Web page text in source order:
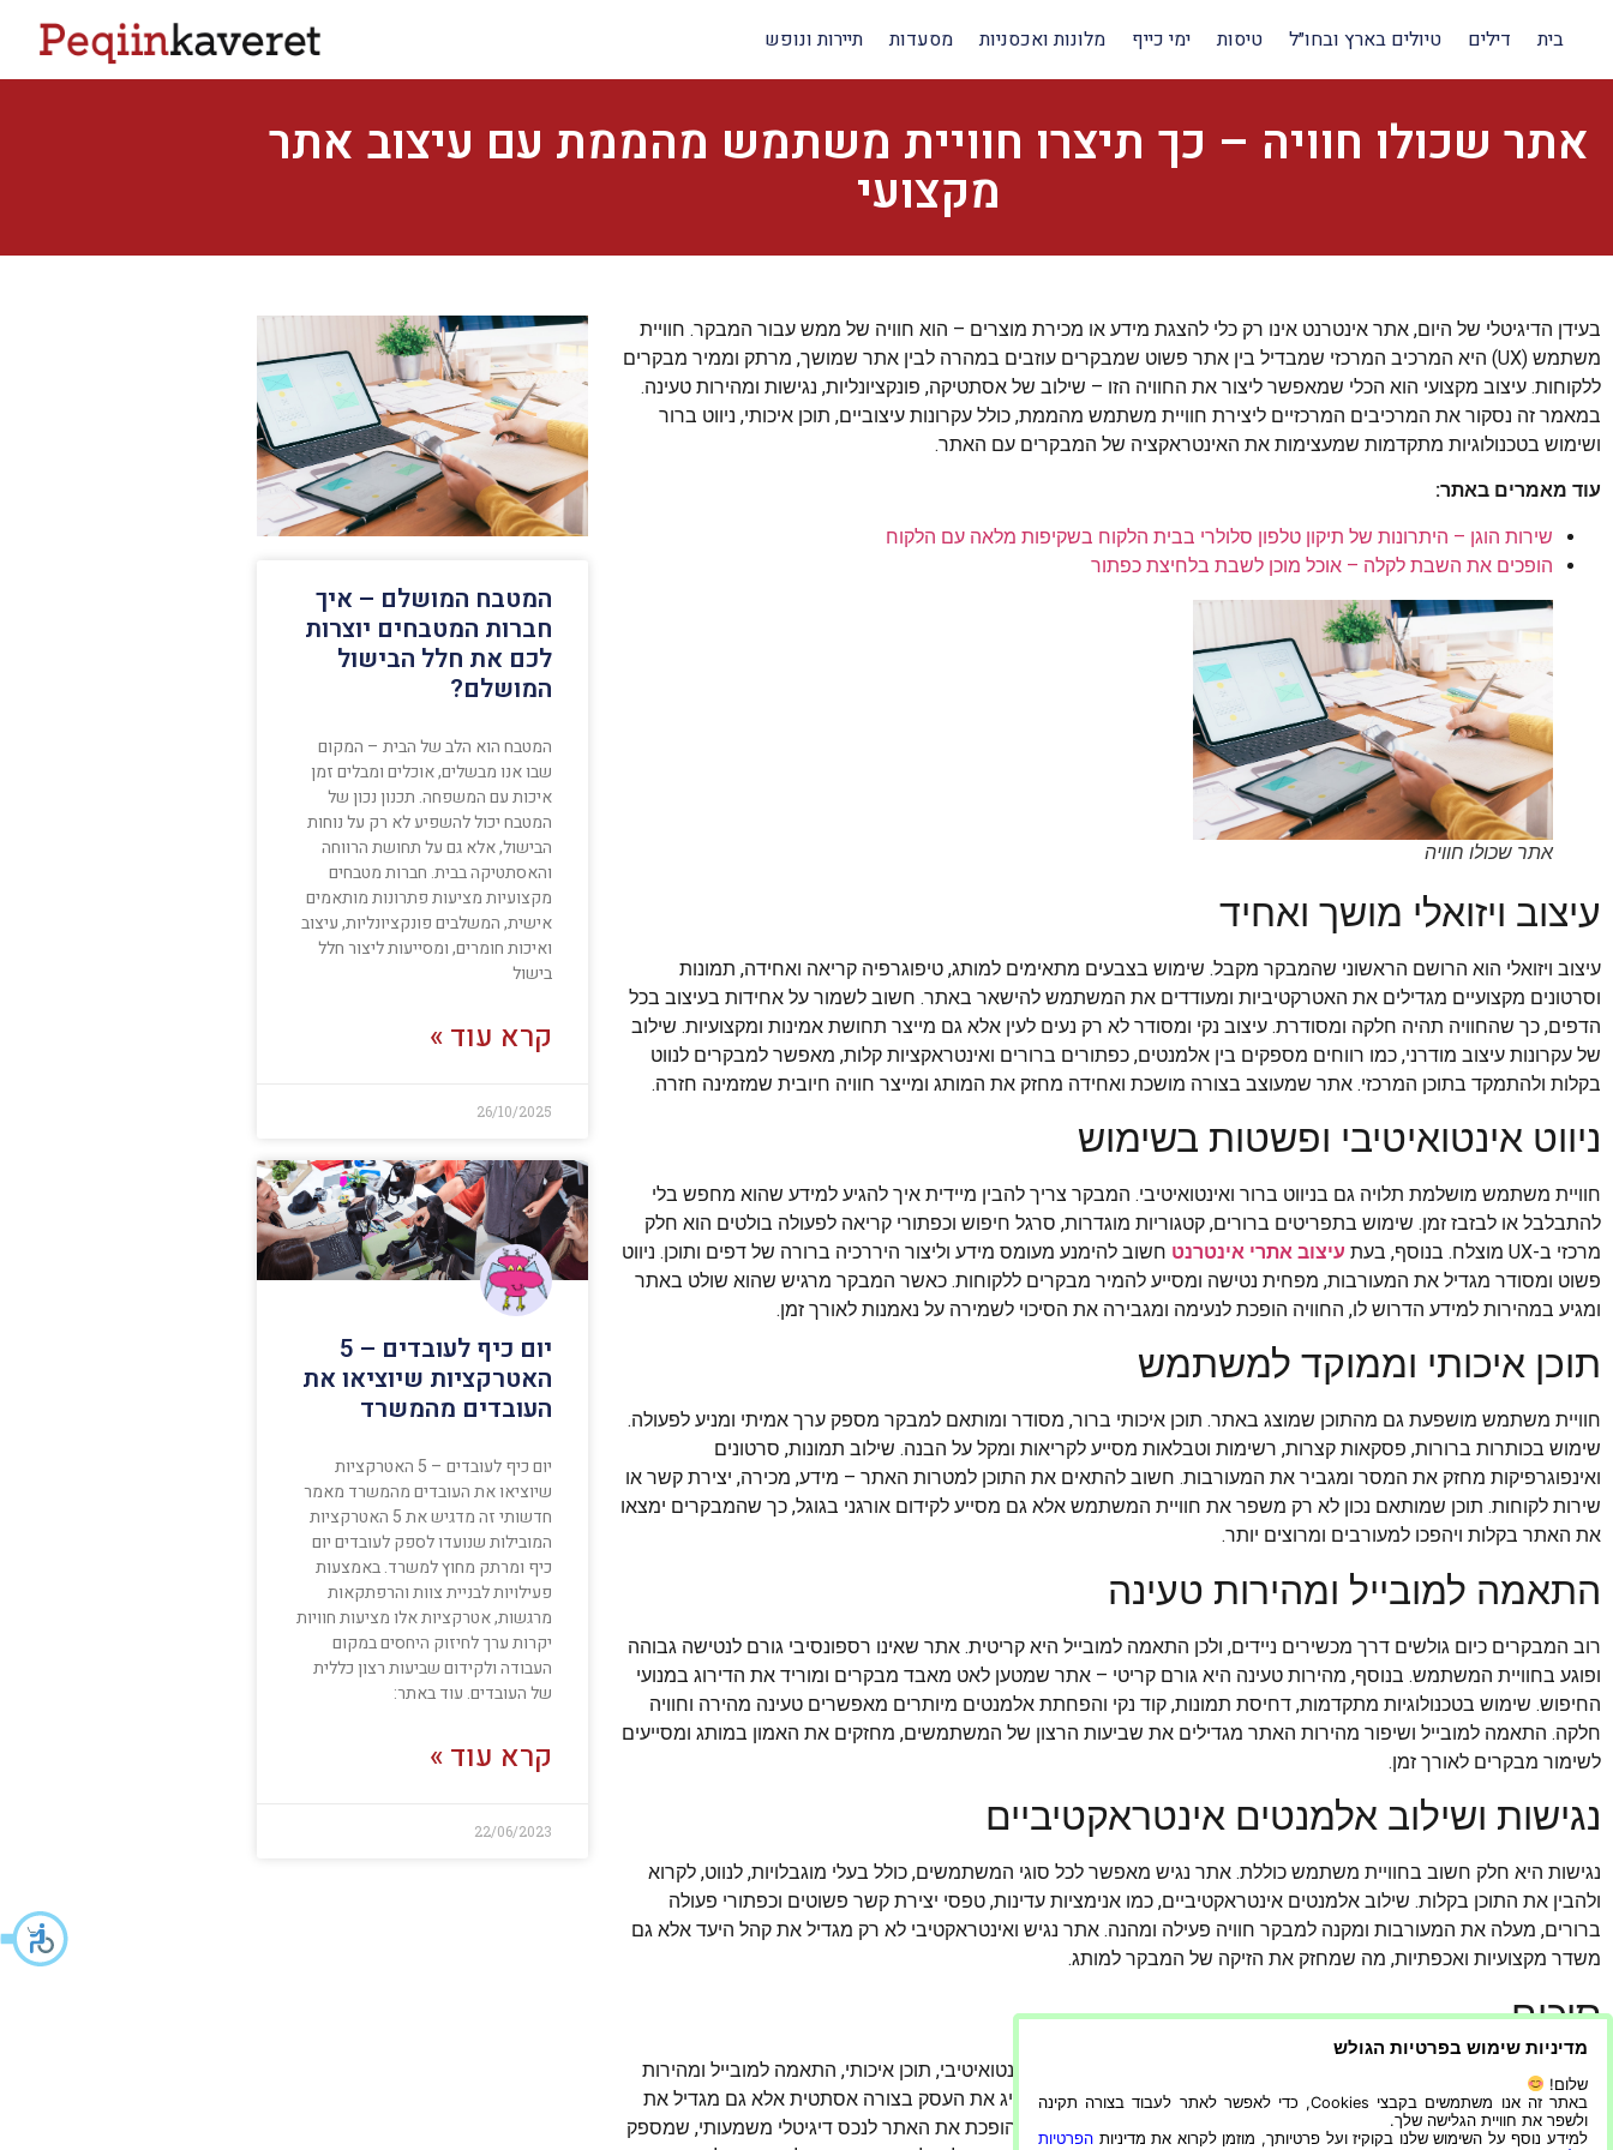
בית דילים טיולים בארץ ובחו״ל טיסות ימי כייף מלונות ואכסניות מסעדות תיירות ונופש
אתר שכולו חוויה – כך תיצרו חוויית משתמש מהממת עם עיצוב אתר
מקצועי
בעידן הדיגיטלי של היום, אתר אינטרנט אינו רק כלי להצגת מידע או מכירת מוצרים – הוא חוויה של ממש עבור המבקר. חוויית
משתמש (UX) היא המרכיב המרכזי שמבדיל בין אתר פשוט שמבקרים עוזבים במהרה לבין אתר שמושך, מרתק וממיר מבקרים
ללקוחות. עיצוב מקצועי הוא הכלי שמאפשר ליצור את החוויה הזו – שילוב של אסתטיקה, פונקציונליות, נגישות ומהירות טעינה.
במאמר זה נסקור את המרכיבים המרכזיים ליצירת חוויית משתמש מהממת, כולל עקרונות עיצוביים, תוכן איכותי, ניווט ברור
ושימוש בטכנולוגיות מתקדמות שמעצימות את האינטראקציה של המבקרים עם האתר.
עוד מאמרים באתר:
שירות הוגן – היתרונות של תיקון טלפון סלולרי בבית הלקוח בשקיפות מלאה עם הלקוח
הופכים את השבת לקלה – אוכל מוכן לשבת בלחיצת כפתור
אתר שכולו חוויה
עיצוב ויזואלי מושך ואחיד
עיצוב ויזואלי הוא הרושם הראשוני שהמבקר מקבל. שימוש בצבעים מתאימים למותג, טיפוגרפיה קריאה ואחידה, תמונות
וסרטונים מקצועיים מגדילים את האטרקטיביות ומעודדים את המשתמש להישאר באתר. חשוב לשמור על אחידות בעיצוב בכל
הדפים, כך שהחוויה תהיה חלקה ומסודרת. עיצוב נקי ומסודר לא רק נעים לעין אלא גם מייצר תחושת אמינות ומקצועיות. שילוב
של עקרונות עיצוב מודרני, כמו רווחים מספקים בין אלמנטים, כפתורים ברורים ואינטראקציות קלות, מאפשר למבקרים לנווט
בקלות ולהתמקד בתוכן המרכזי. אתר שמעוצב בצורה מושכת ואחידה מחזק את המותג ומייצר חוויה חיובית שמזמינה חזרה.
ניווט אינטואיטיבי ופשטות בשימוש
חוויית משתמש מושלמת תלויה גם בניווט ברור ואינטואיטיבי. המבקר צריך להבין מיידית איך להגיע למידע שהוא מחפש בלי
להתבלבל או לבזבז זמן. שימוש בתפריטים ברורים, קטגוריות מוגדרות, סרגל חיפוש וכפתורי קריאה לפעולה בולטים הוא חלק
מרכזי ב-UX מוצלח. בנוסף, בעת
עיצוב אתרי אינטרנט חשוב להימנע מעומס מידע וליצור היררכיה ברורה של דפים ותוכן. ניווט
פשוט ומסודר מגדיל את המעורבות, מפחית נטישה ומסייע להמיר מבקרים ללקוחות. כאשר המבקר מרגיש שהוא שולט באתר
ומגיע במהירות למידע הדרוש לו, החוויה הופכת לנעימה ומגבירה את הסיכוי לשמירה על נאמנות לאורך זמן.
תוכן איכותי וממוקד למשתמש
חוויית משתמש מושפעת גם מהתוכן שמוצג באתר. תוכן איכותי ברור, מסודר ומותאם למבקר מספק ערך אמיתי ומניע לפעולה.
שימוש בכותרות ברורות, פסקאות קצרות, רשימות וטבלאות מסייע לקריאות ומקל על הבנה. שילוב תמונות, סרטונים
ואינפוגרפיקות מחזק את המסר ומגביר את המעורבות. חשוב להתאים את התוכן למטרות האתר – מידע, מכירה, יצירת קשר או
שירות לקוחות. תוכן שמותאם נכון לא רק משפר את חוויית המשתמש אלא גם מסייע לקידום אורגני בגוגל, כך שהמבקרים ימצאו
את האתר בקלות ויהפכו למעורבים ומרוצים יותר.
התאמה למובייל ומהירות טעינה
רוב המבקרים כיום גולשים דרך מכשירים ניידים, ולכן התאמה למובייל היא קריטית. אתר שאינו רספונסיבי גורם לנטישה גבוהה
ופוגע בחוויית המשתמש. בנוסף, מהירות טעינה היא גורם קריטי – אתר שמטען לאט מאבד מבקרים ומוריד את הדירוג במנועי
החיפוש. שימוש בטכנולוגיות מתקדמות, דחיסת תמונות, קוד נקי והפחתת אלמנטים מיותרים מאפשרים טעינה מהירה וחוויה
חלקה. התאמה למובייל ושיפור מהירות האתר מגדילים את שביעות הרצון של המשתמשים, מחזקים את האמון במותג ומסייעים
לשימור מבקרים לאורך זמן.
נגישות ושילוב אלמנטים אינטראקטיביים
נגישות היא חלק חשוב בחוויית משתמש כוללת. אתר נגיש מאפשר לכל סוגי המשתמשים, כולל בעלי מוגבלויות, לנווט, לקרוא
ולהבין את התוכן בקלות. שילוב אלמנטים אינטראקטיביים, כמו אנימציות עדינות, טפסי יצירת קשר פשוטים וכפתורי פעולה
ברורים, מעלה את המעורבות ומקנה למבקר חוויה פעילה ומהנה. אתר נגיש ואינטראקטיבי לא רק מגדיל את קהל היעד אלא גם
משדר מקצועיות ואכפתיות, מה שמחזק את הזיקה של המבקר למותג.
סיכום
יצירת חוויית משתמש מהממת דורשת שילוב של עיצוב ויזואלי מושך, ניווט אינטואיטיבי, תוכן איכותי, התאמה למובייל ומהירות
טעינה, לצד נגישות ושילוב אלמנטים אינטראקטיביים. אתר מקצועי לא רק מציג את העסק בצורה אסתטית אלא גם מגדיל את
המעורבות, משפר המרות ומחזק את המותג. השקעה ב-UX ובעיצוב מקצועי הופכת את האתר לנכס דיגיטלי משמעותי, שמספק
המטבח המושלם – איך
חברות המטבחים יוצרות
לכם את חלל הבישול
המושלם?
המטבח הוא הלב של הבית – המקום
שבו אנו מבשלים, אוכלים ומבלים זמן
איכות עם המשפחה. תכנון נכון של
המטבח יכול להשפיע לא רק על נוחות
הבישול, אלא גם על תחושת הרווחה
והאסתטיקה בבית. חברות מטבחים
מקצועיות מציעות פתרונות מותאמים
אישית, המשלבים פונקציונליות, עיצוב
ואיכות חומרים, ומסייעות ליצור חלל
בישול
קרא עוד »
26/10/2025
יום כיף לעובדים – 5
האטרקציות שיוציאו את
העובדים מהמשרד
יום כיף לעובדים – 5 האטרקציות
שיוציאו את העובדים מהמשרד מאמר
חדשותי זה מדגיש את 5 האטרקציות
המובילות שנועדו לספק לעובדים יום
כיף ומרתק מחוץ למשרד. באמצעות
פעילויות לבניית צוות והרפתקאות
מרגשות, אטרקציות אלו מציעות חוויות
יקרות ערך לחיזוק היחסים במקום
העבודה ולקידום שביעות רצון כללית
של העובדים. עוד באתר:
קרא עוד »
22/06/2023
מדיניות שימוש בפרטיות הגולש
שלום!
באתר זה אנו משתמשים בקבצי Cookies, כדי לאפשר לאתר לעבוד בצורה תקינה
ולשפר את חוויית הגלישה שלך.
למידע נוסף על השימוש שלנו בקוקיז ועל פרטיותך, מוזמן לקרוא את מדיניות הפרטיות